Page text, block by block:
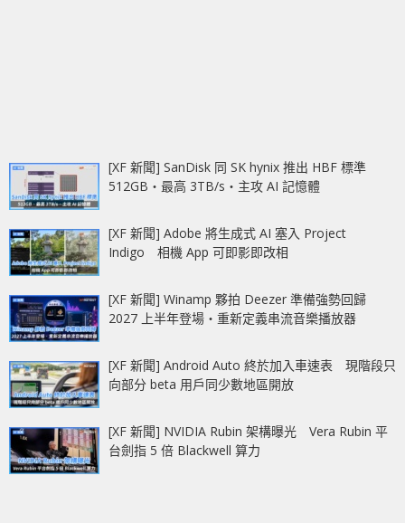
[XF 新聞] SanDisk 同 SK hynix 推出 HBF 標準
512GB‧最高 3TB/s‧主攻 AI 記憶體
[XF 新聞] Adobe 將生成式 AI 塞入 Project
Indigo 相機 App 可即影即改相
[XF 新聞] Winamp 夥拍 Deezer 準備強勢回歸
2027 上半年登場‧重新定義串流音樂播放器
[XF 新聞] Android Auto 終於加入車速表 現階段只
向部分 beta 用戶同少數地區開放
[XF 新聞] NVIDIA Rubin 架構曝光 Vera Rubin 平
台劍指 5 倍 Blackwell 算力